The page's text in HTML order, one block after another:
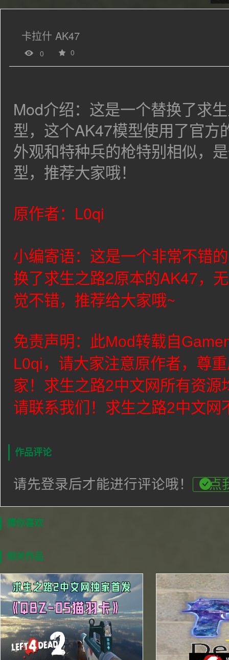
卡拉什 AK47
0 0
Mod介绍：这是一个替换了求
型，这个AK47模型使用了官方
外观和特种兵的枪特别相似，
型，推荐大家哦！
原作者： L0qi
小编寄语：这是一个非常不错
换了求生之路2原本的AK47，
觉不错，推荐给大家哦~
免责声明：此Mod转载自
L0qi ，请大家注意原作者，尊
家！求生之路2中文网所有资源
请联系我们！求生之路2中文网
作品评论
请先登录后才能进行评论哦！ 点
猜你喜欢
相关作品